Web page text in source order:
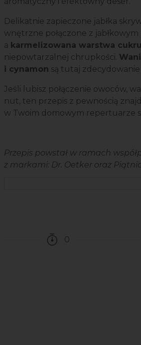
Delikatnie zapieczone jabłka
wnętrzne połączone z jabłkowym
a karmelizowana warstwa cukru
niepowtarzalnej chrupkości.
i cynamon są tutaj
Jeśli lubisz połączenie owoców,
nut, ten przepis z pewnością
w Twoim domowym repertuarze
Przepis powstał w ramach
z markami: Dr. Oetker oraz
0